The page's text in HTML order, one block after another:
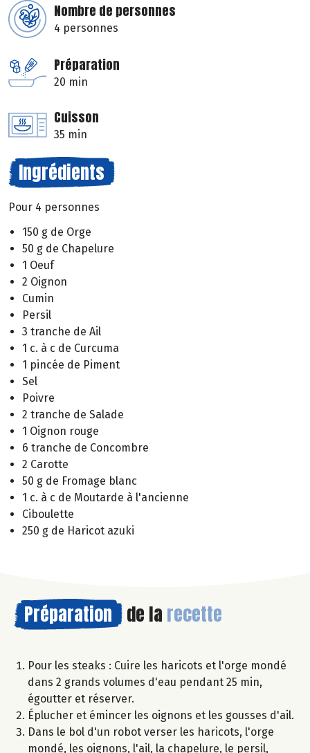
Nombre de personnes
4 personnes
Préparation
20 min
Cuisson
35 min
Ingrédients
Pour 4 personnes
150 g de Orge
50 g de Chapelure
1 Oeuf
2 Oignon
Cumin
Persil
3 tranche de Ail
1 c. à c de Curcuma
1 pincée de Piment
Sel
Poivre
2 tranche de Salade
1 Oignon rouge
6 tranche de Concombre
2 Carotte
50 g de Fromage blanc
1 c. à c de Moutarde à l'ancienne
Ciboulette
250 g de Haricot azuki
Préparation de la recette
Pour les steaks : Cuire les haricots et l'orge mondé
dans 2 grands volumes d'eau pendant 25 min,
égoutter et réserver.
Éplucher et émincer les oignons et les gousses d'ail.
Dans le bol d'un robot verser les haricots, l'orge
mondé, les oignons, l'ail, la chapelure, le persil,